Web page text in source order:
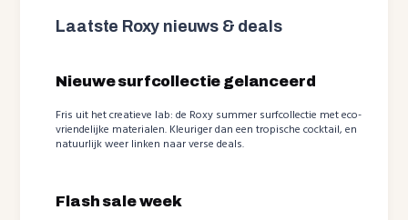
Laatste Roxy nieuws & deals
Nieuwe surfcollectie gelanceerd
Fris uit het creatieve lab: de Roxy summer surfcollectie met eco-
vriendelijke materialen. Kleuriger dan een tropische cocktail, en
natuurlijk weer linken naar verse deals.
Flash sale week